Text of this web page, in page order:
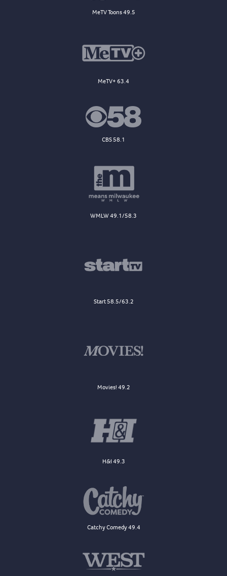
MeTV Toons 49.5
MeTV+ 63.4
CBS 58.1
WMLW 49.1/58.3
Start 58.5/63.2
Movies! 49.2
H&I 49.3
Catchy Comedy 49.4